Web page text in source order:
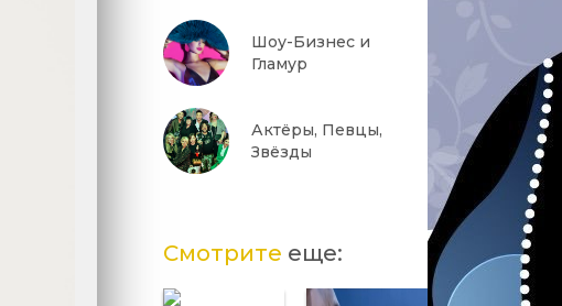
Шоу-Бизнес и
Гламур
Актёры, Певцы,
Звёзды
Смотрите еще: